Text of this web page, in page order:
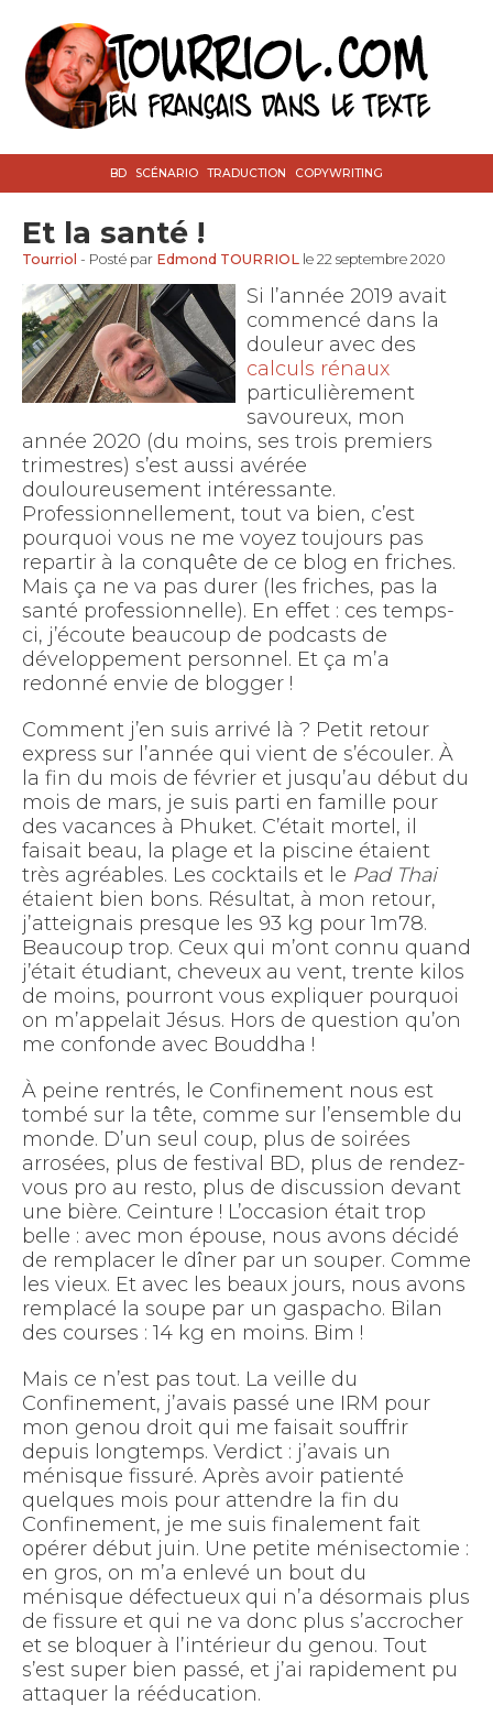
BD SCÉNARIO TRADUCTION COPYWRITING
Et la santé !
Tourriol - Posté par Edmond TOURRIOL le 22 septembre 2020
Si l’année 2019 avait
commencé dans la
douleur avec des
calculs rénaux
particulièrement
savoureux, mon
année 2020 (du moins, ses trois premiers
trimestres) s’est aussi avérée
douloureusement intéressante.
Professionnellement, tout va bien, c’est
pourquoi vous ne me voyez toujours pas
repartir à la conquête de ce blog en friches.
Mais ça ne va pas durer (les friches, pas la
santé professionnelle). En effet : ces temps-
ci, j’écoute beaucoup de podcasts de
développement personnel. Et ça m’a
redonné envie de blogger !
Comment j’en suis arrivé là ? Petit retour
express sur l’année qui vient de s’écouler. À
la fin du mois de février et jusqu’au début du
mois de mars, je suis parti en famille pour
des vacances à Phuket. C’était mortel, il
faisait beau, la plage et la piscine étaient
très agréables. Les cocktails et le Pad Thai
étaient bien bons. Résultat, à mon retour,
j’atteignais presque les 93 kg pour 1m78.
Beaucoup trop. Ceux qui m’ont connu quand
j’était étudiant, cheveux au vent, trente kilos
de moins, pourront vous expliquer pourquoi
on m’appelait Jésus. Hors de question qu’on
me confonde avec Bouddha !
À peine rentrés, le Confinement nous est
tombé sur la tête, comme sur l’ensemble du
monde. D’un seul coup, plus de soirées
arrosées, plus de festival BD, plus de rendez-
vous pro au resto, plus de discussion devant
une bière. Ceinture ! L’occasion était trop
belle : avec mon épouse, nous avons décidé
de remplacer le dîner par un souper. Comme
les vieux. Et avec les beaux jours, nous avons
remplacé la soupe par un gaspacho. Bilan
des courses : 14 kg en moins. Bim !
Mais ce n’est pas tout. La veille du
Confinement, j’avais passé une IRM pour
mon genou droit qui me faisait souffrir
depuis longtemps. Verdict : j’avais un
ménisque fissuré. Après avoir patienté
quelques mois pour attendre la fin du
Confinement, je me suis finalement fait
opérer début juin. Une petite ménisectomie :
en gros, on m’a enlevé un bout du
ménisque défectueux qui n’a désormais plus
de fissure et qui ne va donc plus s’accrocher
et se bloquer à l’intérieur du genou. Tout
s’est super bien passé, et j’ai rapidement pu
attaquer la rééducation.